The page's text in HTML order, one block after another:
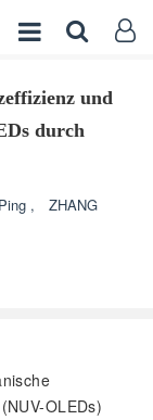
und
durch
,
ZHANG
OLEDs)